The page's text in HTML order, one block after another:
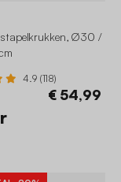
stapelkrukken, Ø30 /
4.9 (118)
€ 54,99